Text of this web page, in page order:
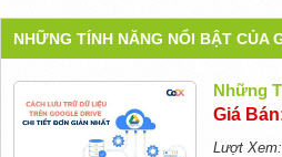
NHỮNG TÍNH NĂNG NỔI BẬT CỦA
Những
Giá
Lượt